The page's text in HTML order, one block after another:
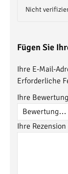
Nicht
Fügen Sie
Ihre E-Mail-
Erforderliche
Ihre Bewertung
Ihre Rezension